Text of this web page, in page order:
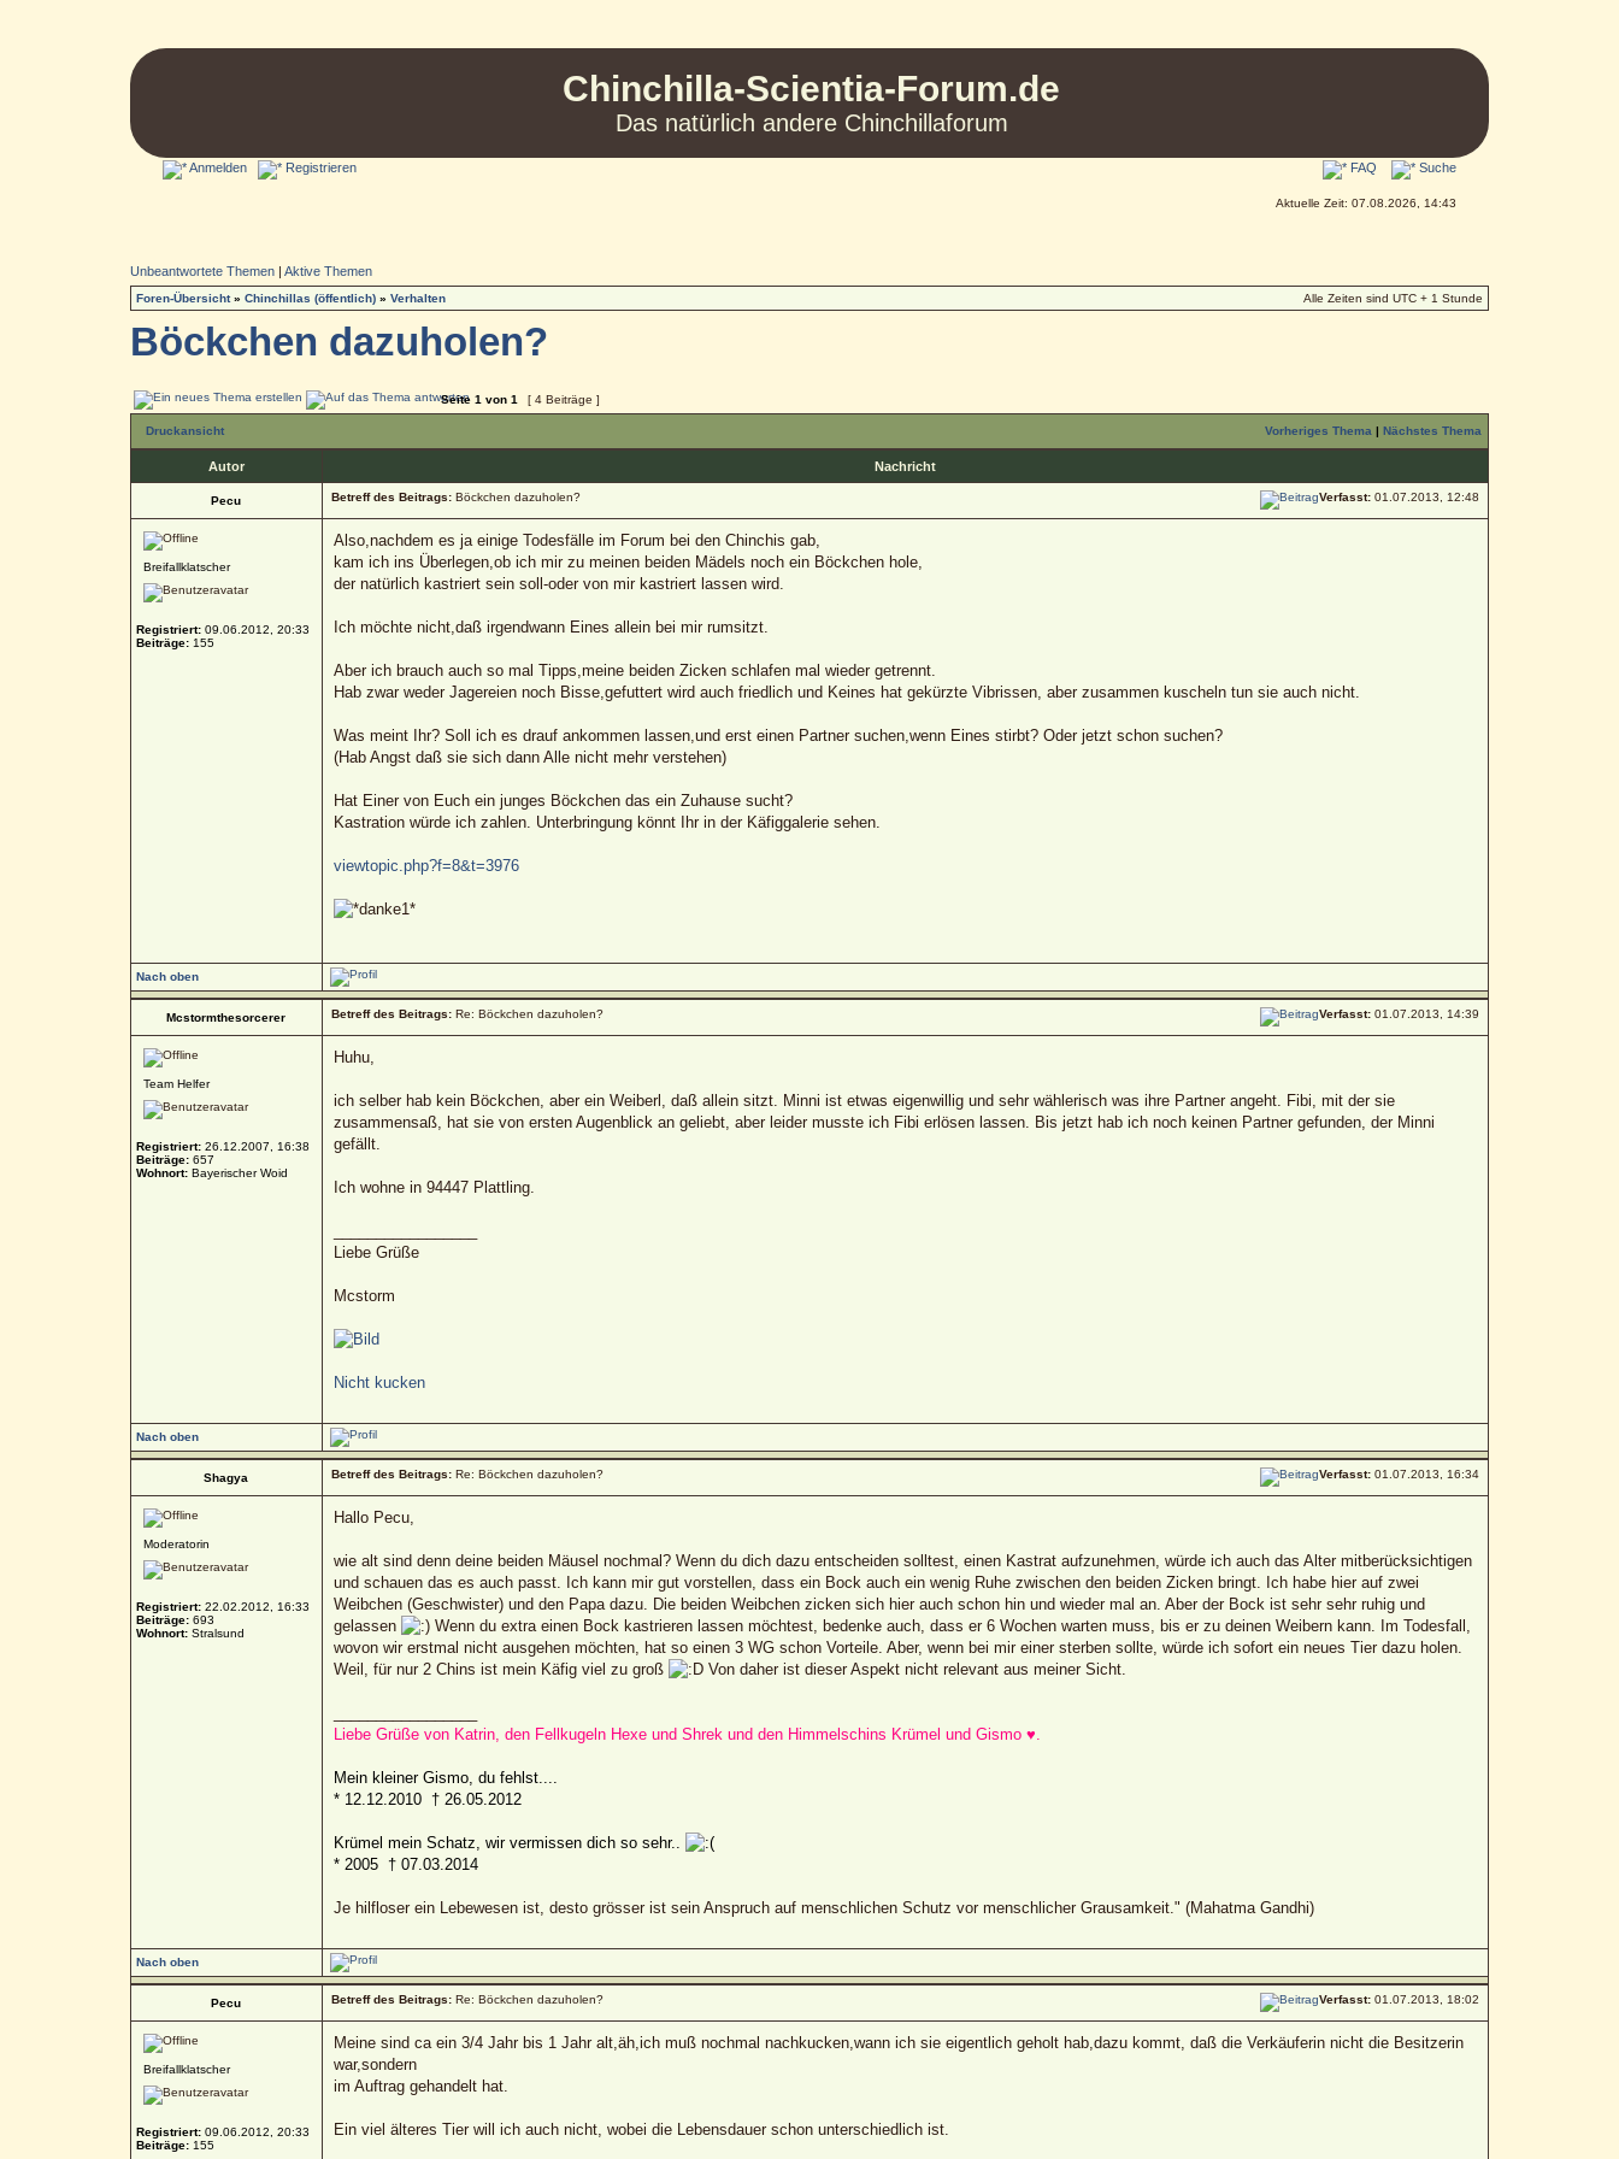
Chinchilla-Scientia-Forum.de
Das natürlich andere Chinchillaforum
Anmelden Registrieren FAQ Suche
Aktuelle Zeit: 07.08.2026, 14:43
Unbeantwortete Themen| Aktive Themen
Foren-Übersicht» Chinchillas (öffentlich)» Verhalten Alle Zeiten sind UTC + 1 Stunde
Böckchen dazuholen?
Seite 1 von 1 [ 4 Beiträge ]
Druckansicht Vorheriges Thema | Nächstes Thema
Autor Nachricht
Pecu Betreff des Beitrags:Böckchen dazuholen? Verfasst:01.07.2013, 12:48
Breifallklatscher
Registriert:09.06.2012, 20:33
Beiträge:155
Also,nachdem es ja einige Todesfälle im Forum bei den Chinchis gab,
kam ich ins Überlegen,ob ich mir zu meinen beiden Mädels noch ein Böckchen hole,
der natürlich kastriert sein soll-oder von mir kastriert lassen wird.
Ich möchte nicht,daß irgendwann Eines allein bei mir rumsitzt.
Aber ich brauch auch so mal Tipps,meine beiden Zicken schlafen mal wieder getrennt.
Hab zwar weder Jagereien noch Bisse,gefuttert wird auch friedlich und Keines hat gekürzte Vibrissen, aber zusammen kuscheln tun sie auch nicht.
Was meint Ihr? Soll ich es drauf ankommen lassen,und erst einen Partner suchen,wenn Eines stirbt? Oder jetzt schon suchen?
(Hab Angst daß sie sich dann Alle nicht mehr verstehen)
Hat Einer von Euch ein junges Böckchen das ein Zuhause sucht?
Kastration würde ich zahlen. Unterbringung könnt Ihr in der Käfiggalerie sehen.
viewtopic.php?f=8&t=3976
Nach oben
Mcstormthesorcerer Betreff des Beitrags:Re: Böckchen dazuholen? Verfasst:01.07.2013, 14:39
Team Helfer
Registriert:26.12.2007, 16:38
Beiträge:657
Wohnort:Bayerischer Woid
Huhu,
ich selber hab kein Böckchen, aber ein Weiberl, daß allein sitzt. Minni ist etwas eigenwillig und sehr wählerisch was ihre Partner angeht. Fibi, mit der sie
zusammensaß, hat sie von ersten Augenblick an geliebt, aber leider musste ich Fibi erlösen lassen. Bis jetzt hab ich noch keinen Partner gefunden, der Minni
gefällt.
Ich wohne in 94447 Plattling.
Liebe Grüße
Mcstorm
Nicht kucken
Nach oben
Shagya Betreff des Beitrags:Re: Böckchen dazuholen? Verfasst:01.07.2013, 16:34
Moderatorin
Registriert:22.02.2012, 16:33
Beiträge:693
Wohnort:Stralsund
Hallo Pecu,
wie alt sind denn deine beiden Mäusel nochmal? Wenn du dich dazu entscheiden solltest, einen Kastrat aufzunehmen, würde ich auch das Alter mitberücksichtigen
und schauen das es auch passt. Ich kann mir gut vorstellen, dass ein Bock auch ein wenig Ruhe zwischen den beiden Zicken bringt. Ich habe hier auf zwei
Weibchen (Geschwister) und den Papa dazu. Die beiden Weibchen zicken sich hier auch schon hin und wieder mal an. Aber der Bock ist sehr sehr ruhig und
gelassen
Wenn du extra einen Bock kastrieren lassen möchtest, bedenke auch, dass er 6 Wochen warten muss, bis er zu deinen Weibern kann. Im Todesfall,
wovon wir erstmal nicht ausgehen möchten, hat so einen 3 WG schon Vorteile. Aber, wenn bei mir einer sterben sollte, würde ich sofort ein neues Tier dazu holen.
Weil, für nur 2 Chins ist mein Käfig viel zu groß
Von daher ist dieser Aspekt nicht relevant aus meiner Sicht.
Liebe Grüße von Katrin, den Fellkugeln Hexe und Shrek und den Himmelschins Krümel und Gismo ♥.
Mein kleiner Gismo, du fehlst....
* 12.12.2010 † 26.05.2012
Krümel mein Schatz, wir vermissen dich so sehr..
* 2005 † 07.03.2014
Je hilfloser ein Lebewesen ist, desto grösser ist sein Anspruch auf menschlichen Schutz vor menschlicher Grausamkeit." (Mahatma Gandhi)
Nach oben
Pecu Betreff des Beitrags:Re: Böckchen dazuholen? Verfasst:01.07.2013, 18:02
Breifallklatscher
Registriert:09.06.2012, 20:33
Beiträge:155
Meine sind ca ein 3/4 Jahr bis 1 Jahr alt,äh,ich muß nochmal nachkucken,wann ich sie eigentlich geholt hab,dazu kommt, daß die Verkäuferin nicht die Besitzerin
war,sondern
im Auftrag gehandelt hat.
Ein viel älteres Tier will ich auch nicht, wobei die Lebensdauer schon unterschiedlich ist.